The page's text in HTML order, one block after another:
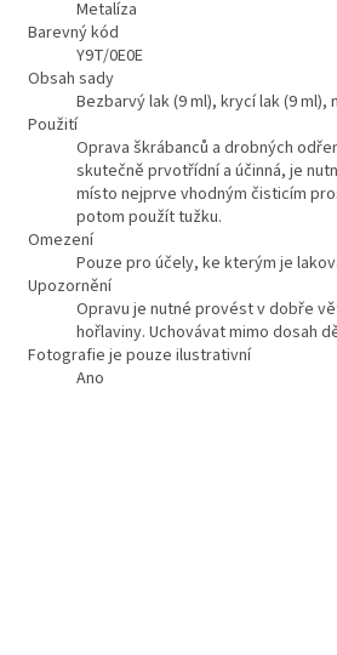
Metalíza
Barevný kód
Y9T/0E0E
Obsah sady
Bezbarvý lak (9 ml), krycí lak (9 ml),
Použití
Oprava škrábanců a drobných
skutečně prvotřídní a účinná, je
místo nejprve vhodným čisticím
potom použít tužku.
Omezení
Pouze pro účely, ke kterým je
Upozornění
Opravu je nutné provést v dobře
hořlaviny. Uchovávat mimo dosah
Fotografie je pouze ilustrativní
Ano